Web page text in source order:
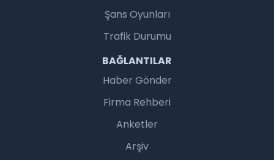
Şans Oyunları
Trafik Durumu
BAĞLANTILAR
Haber Gönder
Firma Rehberi
Anketler
Arşiv